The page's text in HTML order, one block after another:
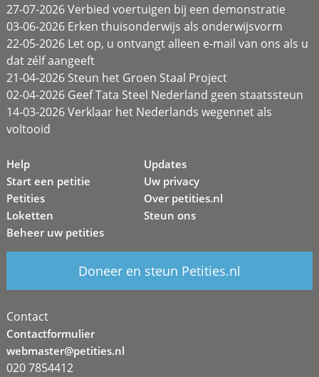
27-07-2026 Verbied voertuigen bij een demonstratie
03-06-2026 Erken thuisonderwijs als onderwijsvorm
22-05-2026 Let op, u ontvangt alleen e-mail van ons als u
dat zélf aangeeft
21-04-2026 Steun het Groen Staal Project
02-04-2026 Geef Tata Steel Nederland geen staatssteun
14-03-2026 Verklaar het Nederlands wegennet als
voltooid
Help
Start een petitie
Petities
Loketten
Beheer uw petities
Updates
Uw privacy
Over petities.nl
Steun ons
Doneer en steun Petities.nl
Contact
Contactformulier
webmaster@petities.nl
020 7854412